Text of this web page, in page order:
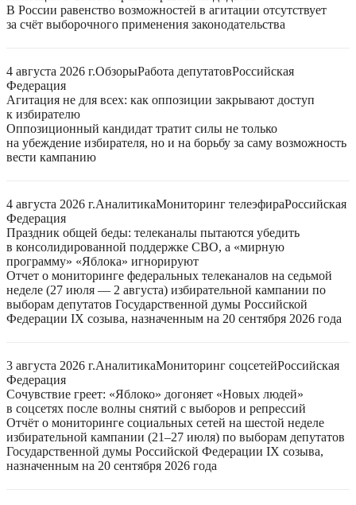
В России равенство возможностей в агитации отсутствует
за счёт выборочного применения законодательства
4 августа 2026 г.ОбзорыРабота депутатовРоссийская
Федерация
Агитация не для всех: как оппозиции закрывают доступ
к избирателю
Оппозиционный кандидат тратит силы не только
на убеждение избирателя, но и на борьбу за саму возможность
вести кампанию
4 августа 2026 г.АналитикаМониторинг телеэфираРоссийская
Федерация
Праздник общей беды: телеканалы пытаются убедить
в консолидированной поддержке СВО, а «мирную
программу» «Яблока» игнорируют
Отчет о мониторинге федеральных телеканалов на седьмой
неделе (27 июля — 2 августа) избирательной кампании по
выборам депутатов Государственной думы Российской
Федерации IX созыва, назначенным на 20 сентября 2026 года
3 августа 2026 г.АналитикаМониторинг соцсетейРоссийская
Федерация
Сочувствие греет: «Яблоко» догоняет «Новых людей»
в соцсетях после волны снятий с выборов и репрессий
Отчёт о мониторинге социальных сетей на шестой неделе
избирательной кампании (21–27 июля) по выборам депутатов
Государственной думы Российской Федерации IX созыва,
назначенным на 20 сентября 2026 года